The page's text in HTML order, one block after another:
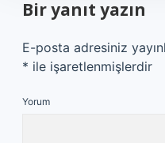
Bir yanıt yazın
E-posta adresiniz
* ile işaretlenmişlerdir
Yorum